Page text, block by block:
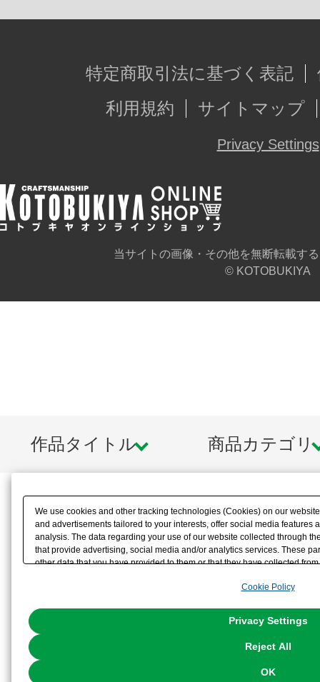
特定商取引法に基づく表記
利用規約
サイトマップ
Privacy Settings
当サイトの画像・その他を無断転載す
© KOTOBUKIYA
作品タイトル 商品カテゴリ
We use cookies and other tracking technologies (Cookies) on our
and advertisements tailored to your interests, offer social media features
analysis. The data regarding your use of our website collected through
that provide advertising, social media and/or analytics services. These
other data that you have provided to them or that they have collected
the use of all Cookies except for Strictly Necessary Cookies, please
You can change your consent or rejection settings at any time via
Cookie Policy
Privacy Settings
Reject All
OK